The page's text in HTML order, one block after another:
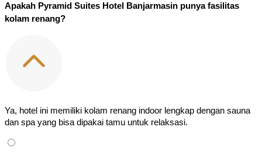
Apakah Pyramid Suites Hotel Banjarmasin punya fasilitas
kolam renang?
Ya, hotel ini memiliki kolam renang indoor lengkap dengan sauna
dan spa yang bisa dipakai tamu untuk relaksasi.